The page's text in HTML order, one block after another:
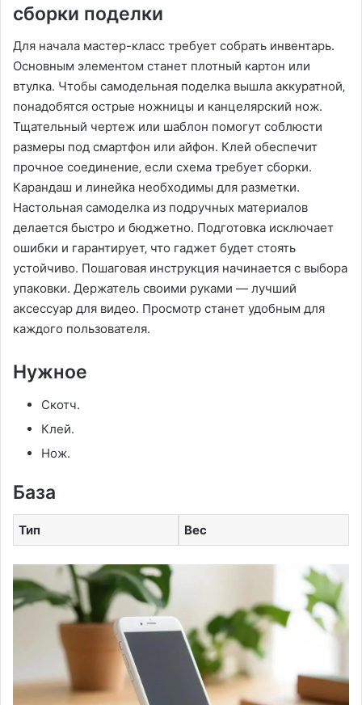
сборки поделки
Для начала мастер-класс требует собрать инвентарь.
Основным элементом станет плотный картон или
втулка. Чтобы самодельная поделка вышла аккуратной‚
понадобятся острые ножницы и канцелярский нож.
Тщательный чертеж или шаблон помогут соблюсти
размеры под смартфон или айфон. Клей обеспечит
прочное соединение‚ если схема требует сборки.
Карандаш и линейка необходимы для разметки.
Настольная самоделка из подручных материалов
делается быстро и бюджетно. Подготовка исключает
ошибки и гарантирует‚ что гаджет будет стоять
устойчиво. Пошаговая инструкция начинается с выбора
упаковки. Держатель своими руками — лучший
аксессуар для видео. Просмотр станет удобным для
каждого пользователя.
Нужное
Скотч.
Клей.
Нож.
База
Тип Вес